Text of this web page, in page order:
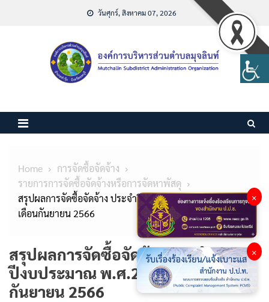
วันศุกร์, สิงหาคม 07, 2026
Home
การจัดซื้อจัดจ้าง
รายการการจัดซื้อจัดจ้างหรือการจัดหาพัสดุ
สรุปผลการจัดซื้อจัดจ้าง ประจำปีงบประมาณ พ.ศ.2566
เดือนกันยายน 2566
สรุปผลการจัดซื้อจัดจ้าง ประจำ
ปีงบประมาณ พ.ศ.2566 เดือน
กันยายน 2566
×
×